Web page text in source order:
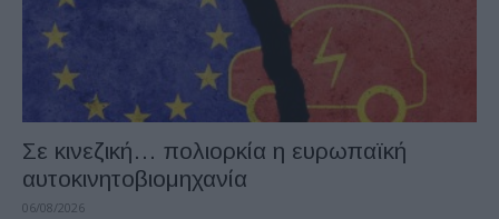
Σε κινεζική… πολιορκία η ευρωπαϊκή
αυτοκινητοβιομηχανία
06/08/2026